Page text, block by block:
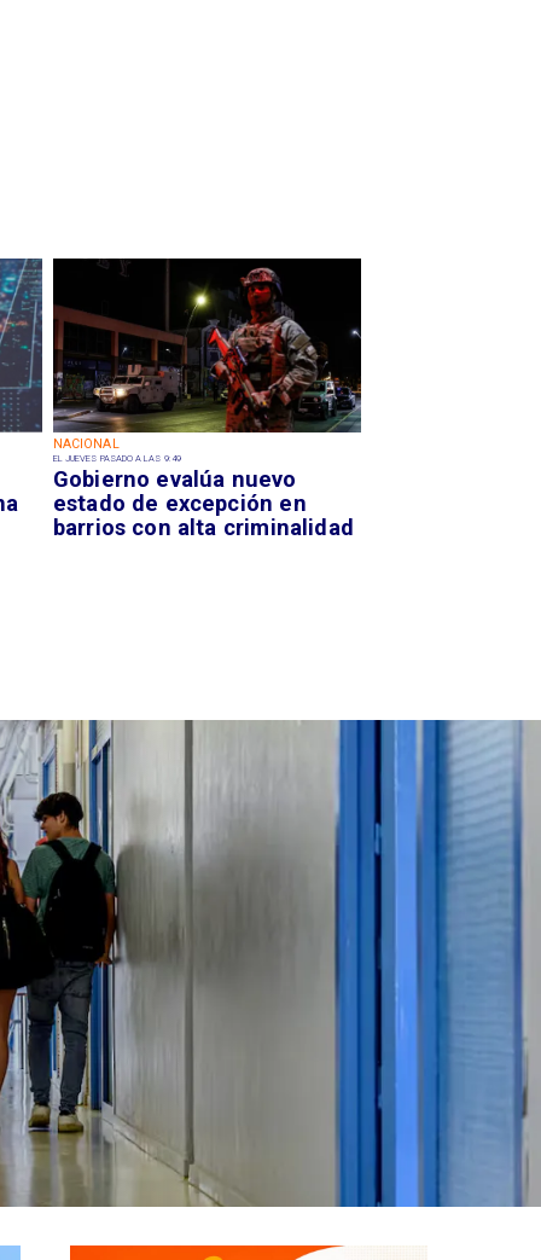
NACIONAL
EL JUEVES PASADO A LAS 9:49
Gobierno evalúa nuevo
estado de excepción en
barrios con alta criminalidad